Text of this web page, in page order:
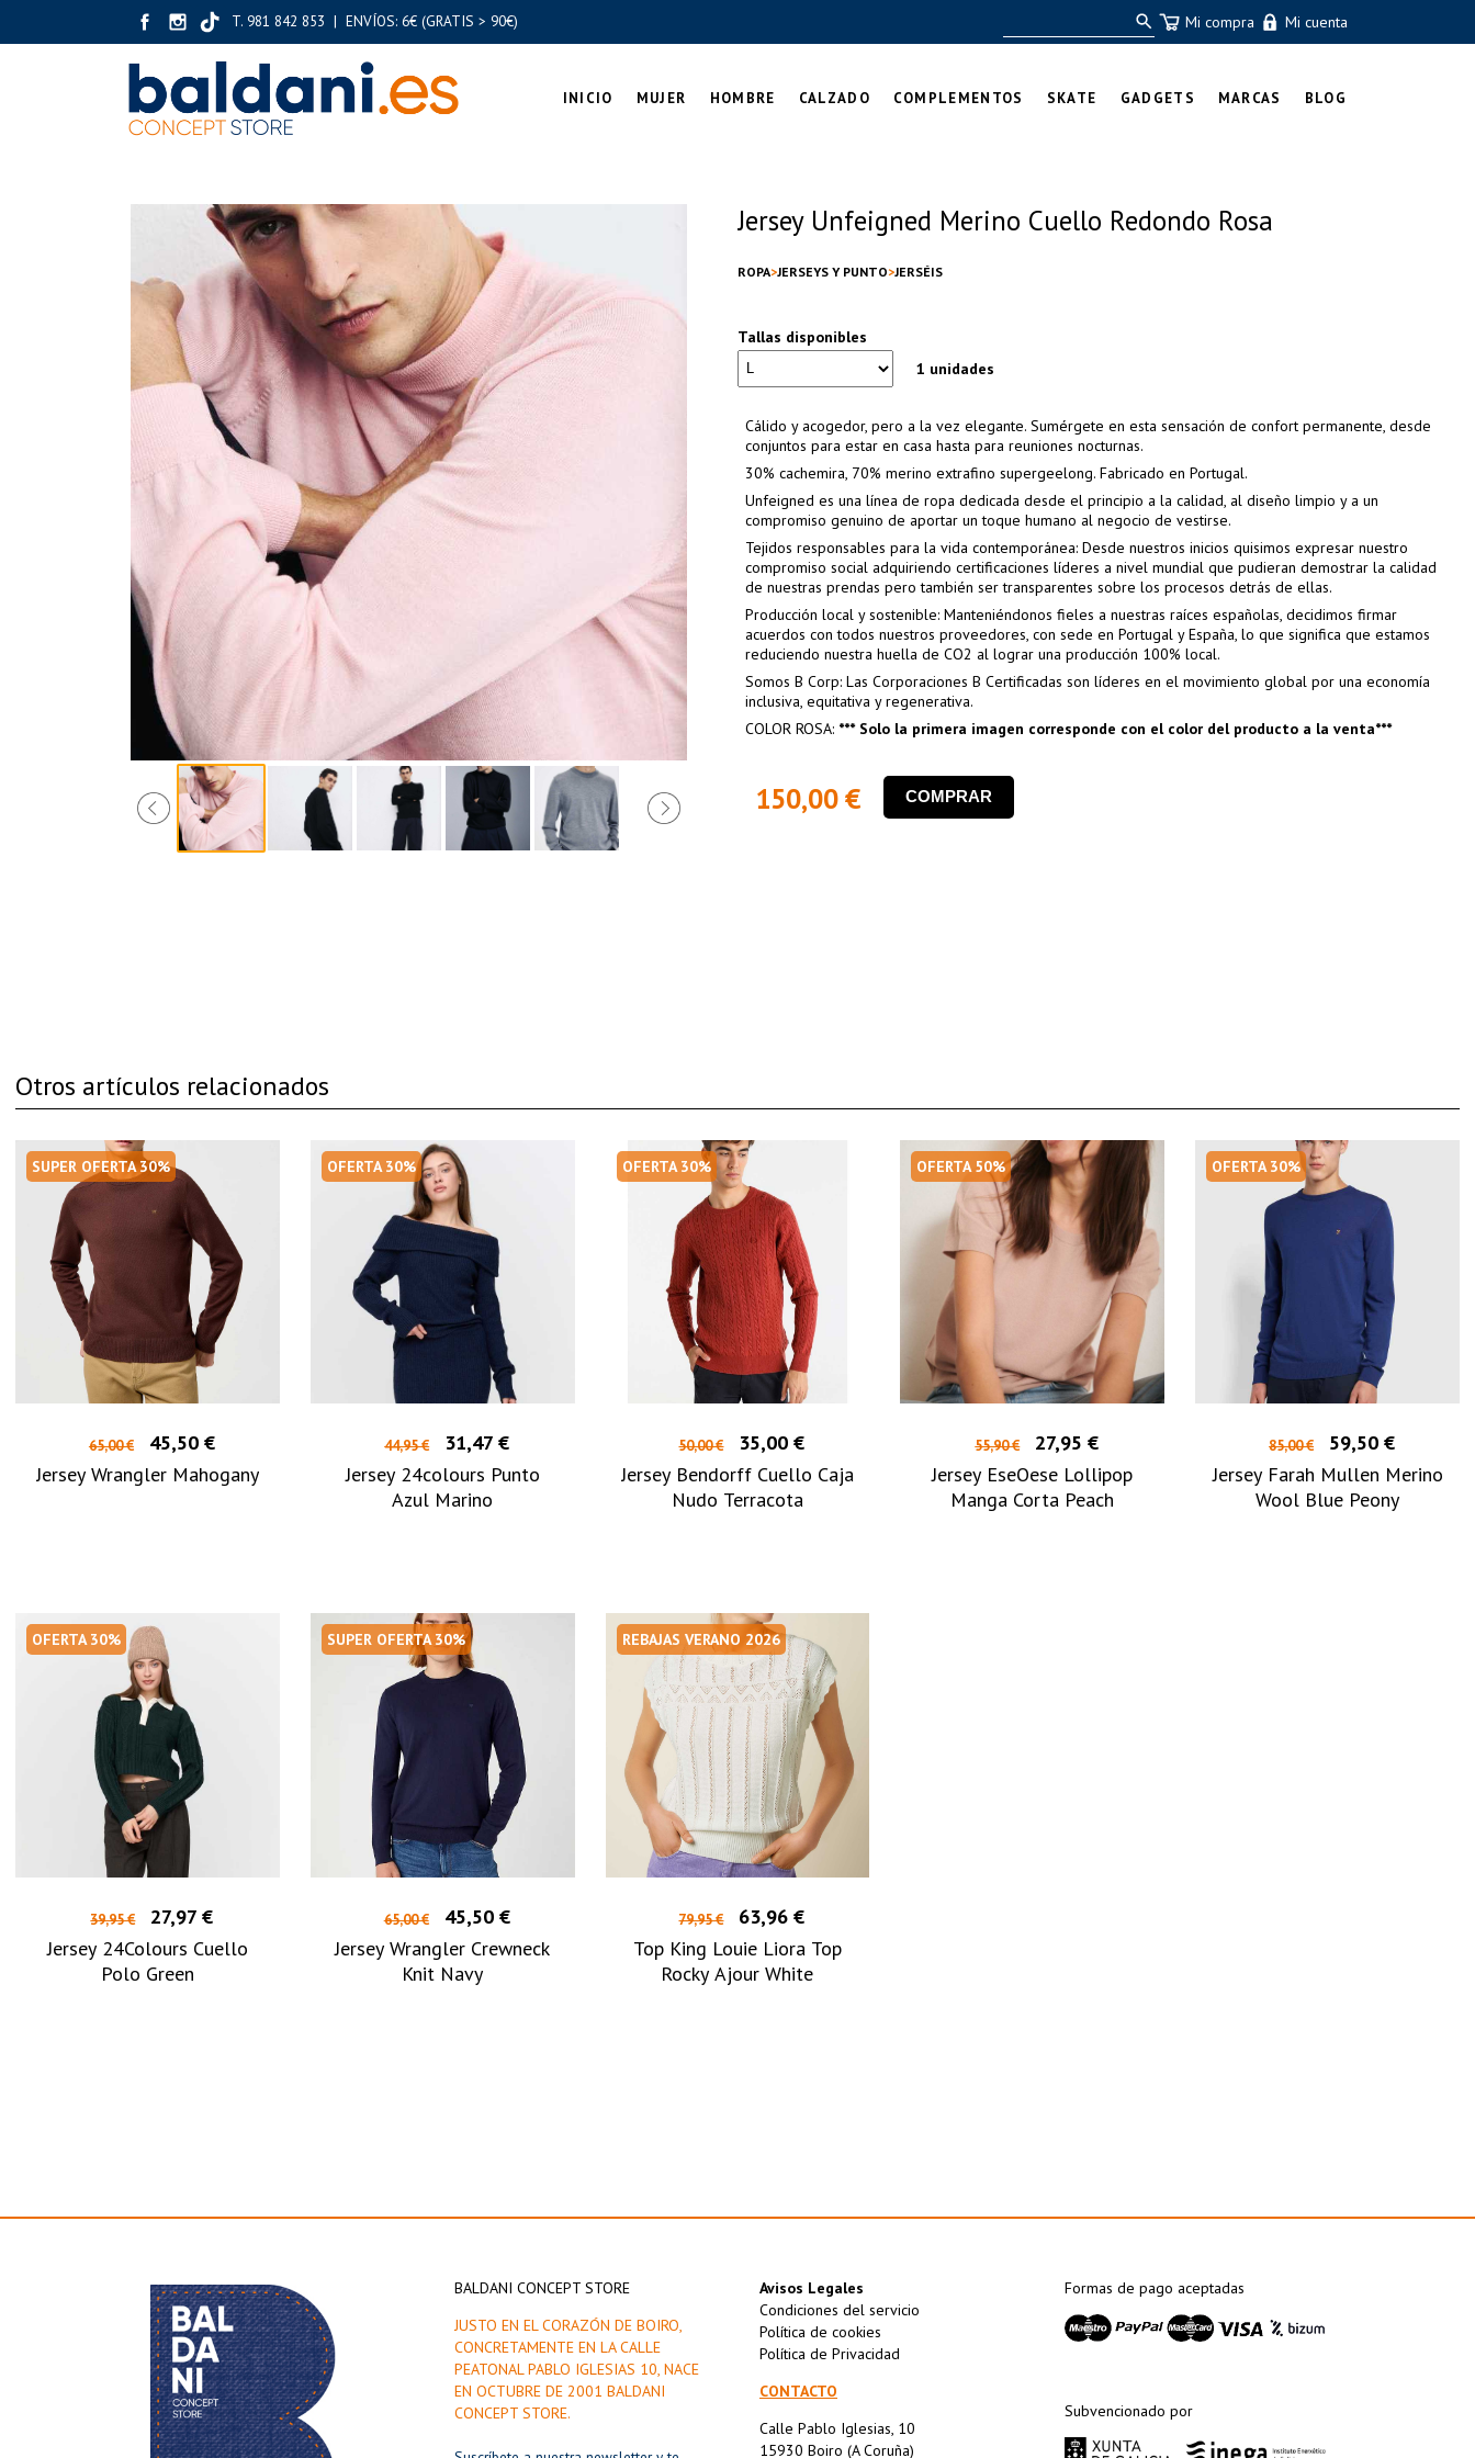
T. 981 842 853 | ENVÍOS: 6€ (GRATIS > 90€) Mi compra Mi cuenta
INICIO MUJER HOMBRE CALZADO COMPLEMENTOS SKATE GADGETS MARCAS BLOG
Jersey Unfeigned Merino Cuello Redondo Rosa
ROPA JERSEYS Y PUNTO JERSÉIS
Tallas disponibles
1 unidades
Cálido y acogedor, pero a la vez elegante. Sumérgete en esta sensación de confort permanente, desde
conjuntos para estar en casa hasta para reuniones nocturnas.
30% cachemira, 70% merino extrafino supergeelong. Fabricado en Portugal.
Unfeigned es una línea de ropa dedicada desde el principio a la calidad, al diseño limpio y a un
compromiso genuino de aportar un toque humano al negocio de vestirse.
Tejidos responsables para la vida contemporánea: Desde nuestros inicios quisimos expresar nuestro
compromiso social adquiriendo certificaciones líderes a nivel mundial que pudieran demostrar la calidad
de nuestras prendas pero también ser transparentes sobre los procesos detrás de ellas.
Producción local y sostenible: Manteniéndonos fieles a nuestras raíces españolas, decidimos firmar
acuerdos con todos nuestros proveedores, con sede en Portugal y España, lo que significa que estamos
reduciendo nuestra huella de CO2 al lograr una producción 100% local.
Somos B Corp: Las Corporaciones B Certificadas son líderes en el movimiento global por una economía
inclusiva, equitativa y regenerativa.
COLOR ROSA: *** Solo la primera imagen corresponde con el color del producto a la venta***
150,00 € COMPRAR
Otros artículos relacionados
SUPER OFERTA 30%
65,00 €
45,50 €
Jersey Wrangler Mahogany
OFERTA 30%
44,95 €
31,47 €
Jersey 24colours Punto
Azul Marino
OFERTA 30%
50,00 €
35,00 €
Jersey Bendorff Cuello Caja
Nudo Terracota
OFERTA 50%
55,90 €
27,95 €
Jersey EseOese Lollipop
Manga Corta Peach
OFERTA 30%
85,00 €
59,50 €
Jersey Farah Mullen Merino
Wool Blue Peony
OFERTA 30%
39,95 €
27,97 €
Jersey 24Colours Cuello
Polo Green
SUPER OFERTA 30%
65,00 €
45,50 €
Jersey Wrangler Crewneck
Knit Navy
REBAJAS VERANO 2026
79,95 €
63,96 €
Top King Louie Liora Top
Rocky Ajour White
BALDANI CONCEPT STORE
JUSTO EN EL CORAZÓN DE BOIRO,
CONCRETAMENTE EN LA CALLE
PEATONAL PABLO IGLESIAS 10, NACE
EN OCTUBRE DE 2001 BALDANI
CONCEPT STORE.
Avisos Legales
Condiciones del servicio
Política de cookies
Política de Privacidad
CONTACTO
Calle Pablo Iglesias, 10
15930 Boiro (A Coruña)
Formas de pago aceptadas
Subvencionado por